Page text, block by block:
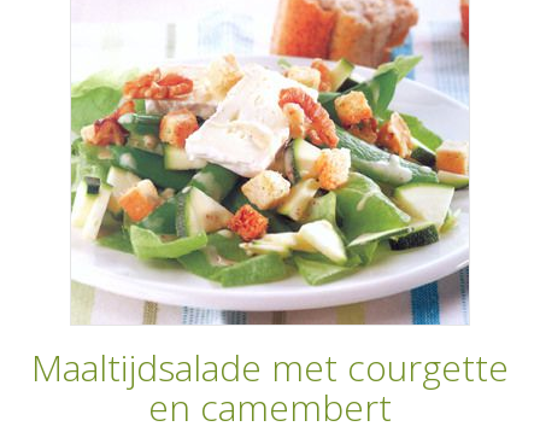
AANMELDEN
RECEPTEN
WEEKMENU'S
KOOKBOEKEN
Maaltijdsalade met courgette
en camembert